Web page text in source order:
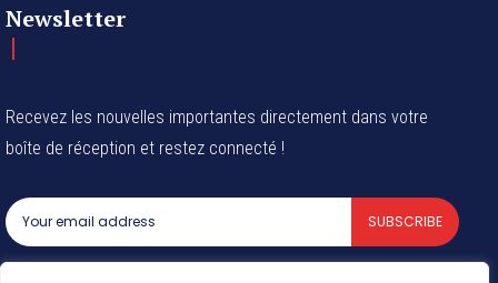
Newsletter
Recevez les nouvelles importantes directement dans votre
boîte de réception et restez connecté !
SUBSCRIBE